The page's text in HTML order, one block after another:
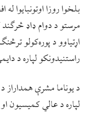
بلخوا روزا اوتونبایوا
مرستو د دوام ډاډ
اړتیاوو د پوره‌کولو
راستنیدونکو لپاره د
د یوناما مشرې
لپاره د عالي کمیسیون